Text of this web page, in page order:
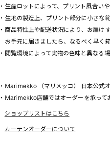
・生産ロットによって、プリント風合い
・生地の製造上、プリント部分に小さな
・商品特性上や配送状況により、お届け
お手元に届きましたら、なるべく早く
・閲覧環境によって実物の色味と異なる
・Marimekko （マリメッコ） 日本公式
・Marimekko店舗ではオーダーを承って
ショップリストはこちら
カーテンオーダーについて